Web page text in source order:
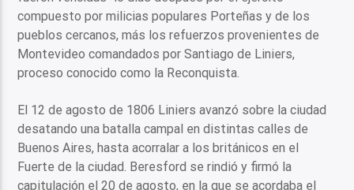
compuesto por milicias populares Porteñas y de los
pueblos cercanos, más los refuerzos provenientes de
Montevideo comandados por Santiago de Liniers,
proceso conocido como la Reconquista.
El 12 de agosto de 1806 Liniers avanzó sobre la ciudad
desatando una batalla campal en distintas calles de
Buenos Aires, hasta acorralar a los británicos en el
Fuerte de la ciudad. Beresford se rindió y firmó la
capitulación el 20 de agosto, en la que se acordaba el